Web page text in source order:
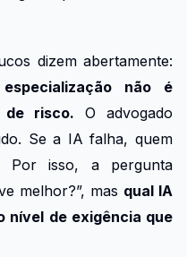
dizem abertamente:
não é
de risco. O advogado
Se a IA falha, quem
Por isso, a pergunta
melhor?”, mas qual IA
nível de exigência que